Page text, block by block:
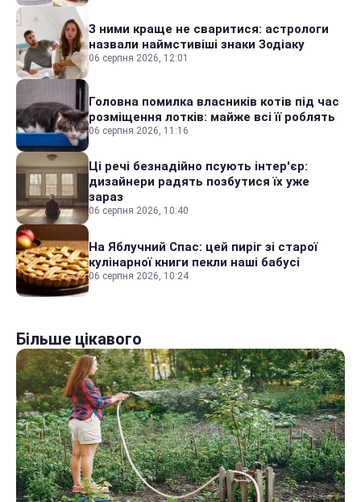
З ними краще не сваритися: астрологи
назвали наймстивіші знаки Зодіаку
06 серпня 2026, 12:01
Головна помилка власників котів під час
розміщення лотків: майже всі її роблять
06 серпня 2026, 11:16
Ці речі безнадійно псують інтер'єр:
дизайнери радять позбутися їх уже
зараз
06 серпня 2026, 10:40
На Яблучний Спас: цей пиріг зі старої
кулінарної книги пекли наші бабусі
06 серпня 2026, 10:24
Більше цікавого